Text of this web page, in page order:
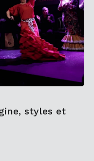
styles et